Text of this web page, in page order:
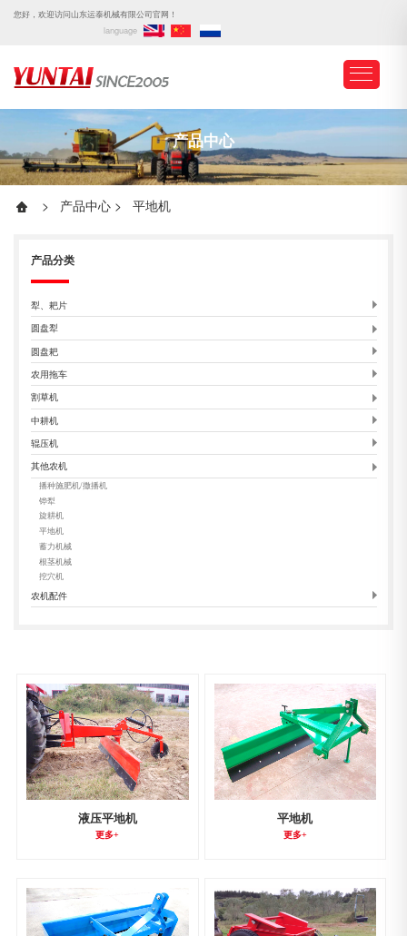
您好，欢迎访问山东运泰机械有限公司官网！
language
产品中心
> 产品中心 > 平地机
产品分类
犁、耙片
圆盘犁
圆盘耙
农用拖车
割草机
中耕机
辊压机
其他农机
播种施肥机/撒播机
铧犁
旋耕机
平地机
蓄力机械
根茎机械
挖穴机
农机配件
液压平地机
更多+
平地机
更多+